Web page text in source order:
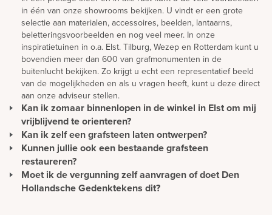
in één van onze showrooms bekijken. U vindt er een grote
selectie aan materialen, accessoires, beelden, lantaarns,
beletteringsvoorbeelden en nog veel meer. In onze
inspiratietuinen in o.a. Elst. Tilburg, Wezep en Rotterdam kunt u
bovendien meer dan 600 van grafmonumenten in de
buitenlucht bekijken. Zo krijgt u echt een representatief beeld
van de mogelijkheden en als u vragen heeft, kunt u deze direct
aan onze adviseur stellen.
Kan ik zomaar binnenlopen in de winkel in Elst om mij
vrijblijvend te orienteren?
U kunt gewoon langskomen om rustig ideeën op te doen en te
oriënteren. Wilt u advies? Dan is het verstandig om een afspraak
te maken. Zo hoeft u niet onnodig te wachten en wordt u direct
geholpen.
Kan ik zelf een grafsteen laten ontwerpen?
Een mooie en persoonlijke grafsteen moet natuurlijk eerst
ontworpen worden. We bieden u de mogelijkheid om vanuit uw
eigen ontwerp een gedenkteken te realiseren maar u kunt er
natuurlijk ook voor kiezen om het ontwerp geheel vrijblijvend
Kunnen jullie ook een bestaande grafsteen
restaureren?
Het is zeker mogelijk om een bestaande grafsteen te
restaureren. Houdt u wel rekening met kosten voor het afhalen
Moet ik de vergunning zelf aanvragen of doet Den
Hollandsche Gedenktekens dit?